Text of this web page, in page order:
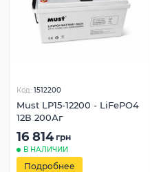
Код: 1512200
Must LP15-12200 - LiFePO4
12В 200Аг
16 814 грн
В НАЛИЧИИ
Подробнее